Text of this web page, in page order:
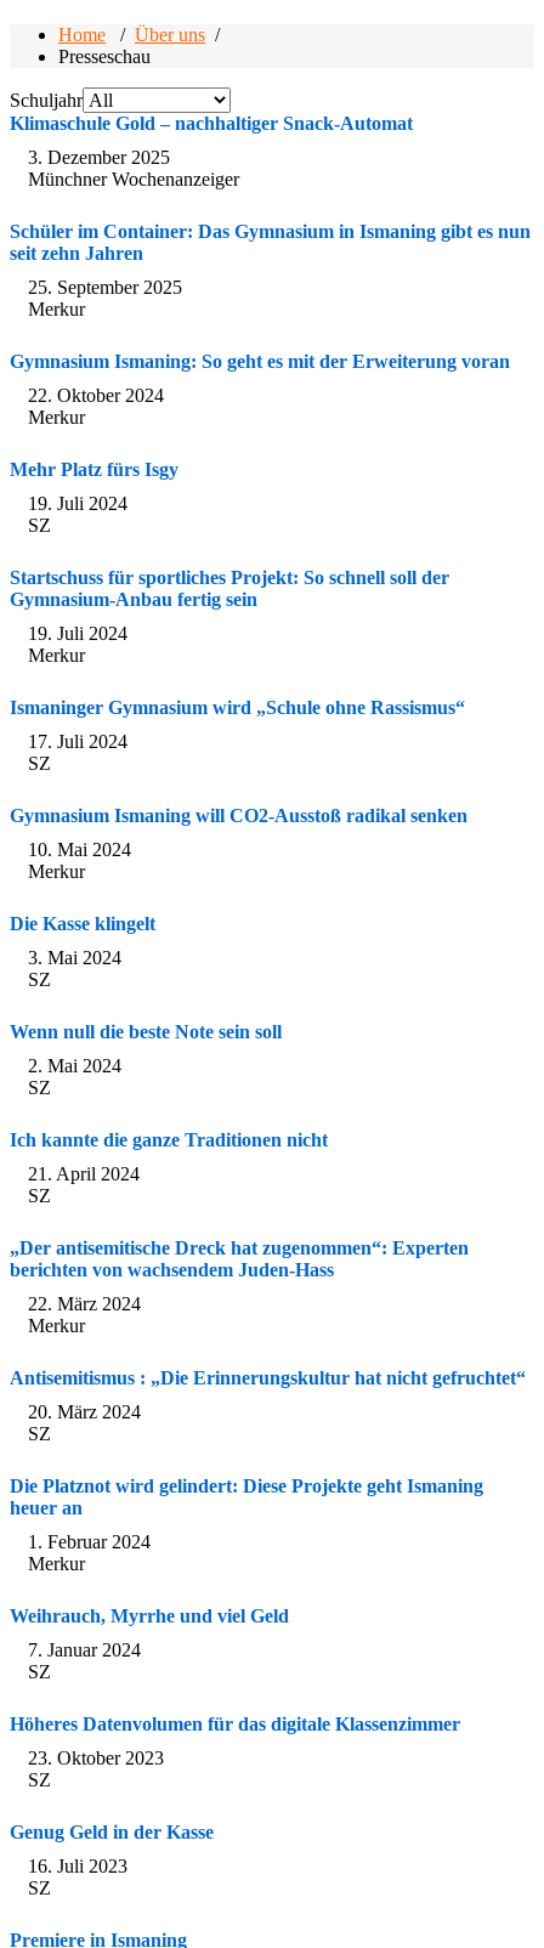
Home / Über uns /
Presseschau
Schuljahr
Klimaschule Gold – nachhaltiger Snack-Automat
3. Dezember 2025
Münchner Wochenanzeiger
Schüler im Container: Das Gymnasium in Ismaning gibt es nun
seit zehn Jahren
25. September 2025
Merkur
Gymnasium Ismaning: So geht es mit der Erweiterung voran
22. Oktober 2024
Merkur
Mehr Platz fürs Isgy
19. Juli 2024
SZ
Startschuss für sportliches Projekt: So schnell soll der
Gymnasium-Anbau fertig sein
19. Juli 2024
Merkur
Ismaninger Gymnasium wird „Schule ohne Rassismus“
17. Juli 2024
SZ
Gymnasium Ismaning will CO2-Ausstoß radikal senken
10. Mai 2024
Merkur
Die Kasse klingelt
3. Mai 2024
SZ
Wenn null die beste Note sein soll
2. Mai 2024
SZ
Ich kannte die ganze Traditionen nicht
21. April 2024
SZ
„Der antisemitische Dreck hat zugenommen“: Experten
berichten von wachsendem Juden-Hass
22. März 2024
Merkur
Antisemitismus : „Die Erinnerungskultur hat nicht gefruchtet“
20. März 2024
SZ
Die Platznot wird gelindert: Diese Projekte geht Ismaning
heuer an
1. Februar 2024
Merkur
Weihrauch, Myrrhe und viel Geld
7. Januar 2024
SZ
Höheres Datenvolumen für das digitale Klassenzimmer
23. Oktober 2023
SZ
Genug Geld in der Kasse
16. Juli 2023
SZ
Premiere in Ismaning